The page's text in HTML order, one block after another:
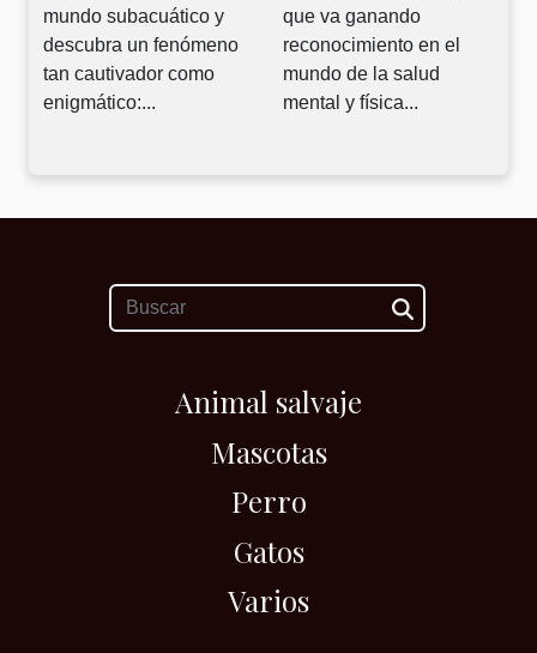
mundo subacuático y
descubra un fenómeno
tan cautivador como
enigmático:...
que va ganando
reconocimiento en el
mundo de la salud
mental y física...
Animal salvaje
Mascotas
Perro
Gatos
Varios